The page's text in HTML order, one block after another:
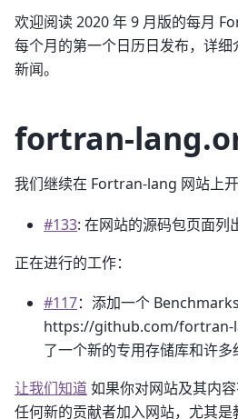
欢迎阅读 2020 年 9 月版的每月
每个月的第一个日历日发布，详
新闻。
fortran-
我们继续在 Fortran-lang 网站上开
#133: 在网站的源码包页面列
正在进行的工作：
#117：添加一个
https://github.com/fortran-
了一个新的专用存储库和许多
让我们知道如果你对网站及其内
任何新的贡献者加入网站，尤其